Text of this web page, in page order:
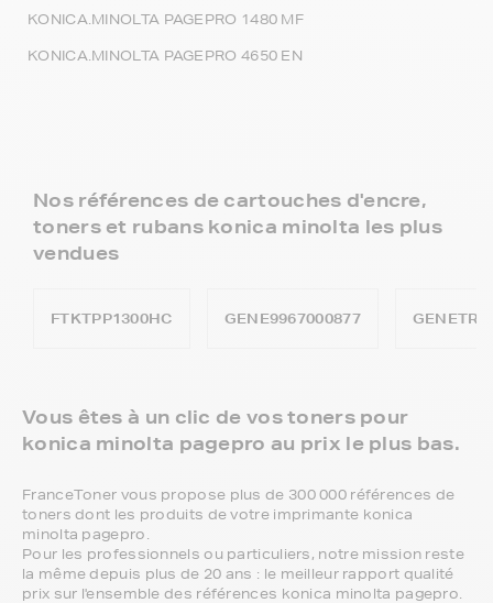
KONICA.MINOLTA PAGEPRO 1480 MF
KONICA.MINOLTA PAGEPRO 4650 EN
Nos références de cartouches d'encre,
toners et rubans konica minolta les plus
vendues
FTKTPP1300HC GENE9967000877
Vous êtes à un clic de vos toners pour
konica minolta pagepro au prix le plus bas.
FranceToner vous propose plus de 300 000 références de
toners dont les produits de votre imprimante konica
minolta pagepro.
Pour les professionnels ou particuliers, notre mission reste
la même depuis plus de 20 ans : le meilleur rapport qualité
prix sur l'ensemble des références konica minolta pagepro.